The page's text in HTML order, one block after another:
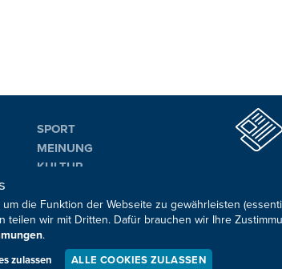
SPORT
MEINUNG
KULTUR
oder Anmerkungen?
die Funktion der Webseite zu gewährleisten
teilen wir mit Dritten. Dafür brauchen wir Ihre
.
zulassen ALLE COOKIES ZULASSEN